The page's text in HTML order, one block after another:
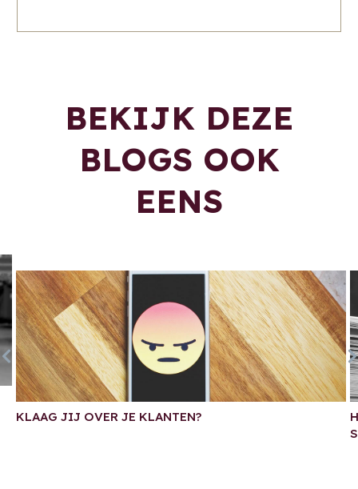
BEKIJK DEZE
BLOGS OOK
EENS
KLAAG JIJ OVER JE KLANTEN?